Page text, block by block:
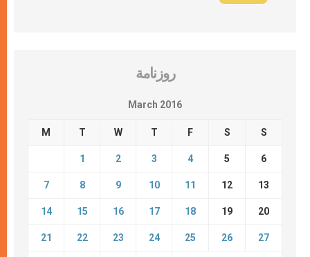
روزنامة
March 2016
M T W T F S S
1 2 3 4 5 6
7 8 9 10 11 12 13
14 15 16 17 18 19 20
21 22 23 24 25 26 27